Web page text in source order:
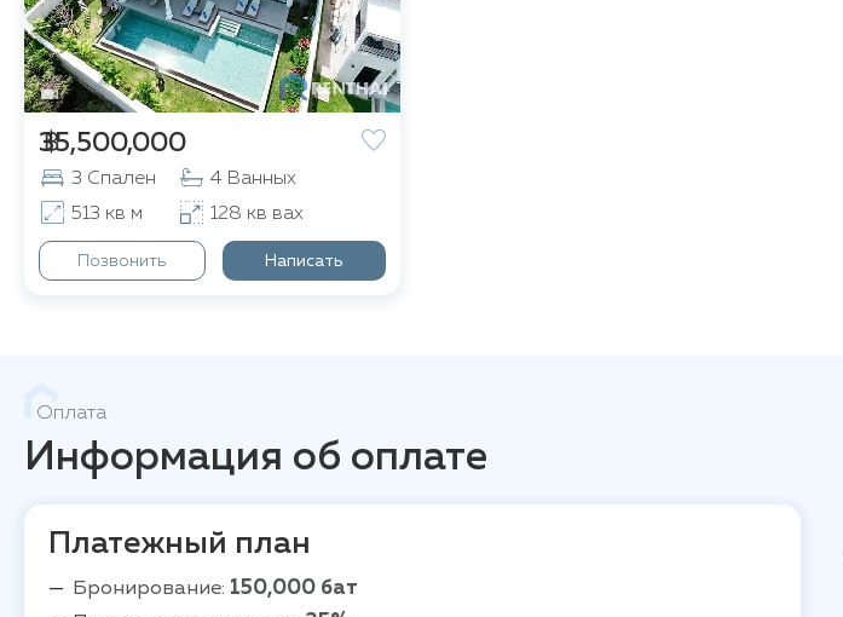
฿ 35,500,000
3 Спален
4 Ванных
513 кв м
128 кв вах
Позвонить Написать
Оплата
Информация об оплате
Платежный план
Бронирование: 150,000 бат